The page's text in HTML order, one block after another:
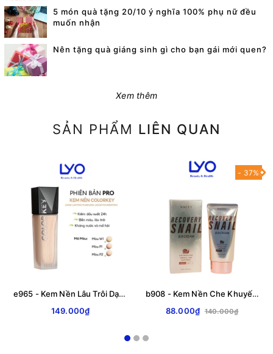
5 món quà tặng 20/10 ý nghĩa 100% phụ nữ đều
muốn nhận
Nên tặng quà giáng sinh gì cho bạn gái mới quen?
Xem thêm
SẢN PHẨM LIÊN QUAN
e965 - Kem Nền Lâu Trôi Dạng Lỏng Colorkey Long Lasting Flawless Liquid Foundation 30gr LYO
149.000₫
- 37%
b908 - Kem Nền Che Khuyết Điểm Ốc Sên Naexy Recovery Snail BB Cream Giữ ẩm & Dưỡng trắng da 50ml
88.000₫ 140.000₫